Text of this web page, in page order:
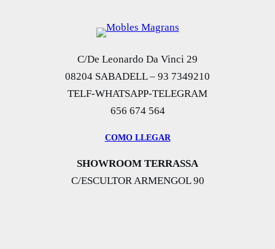
C/De Leonardo Da Vinci 29
08204 SABADELL – 93 7349210
TELF-WHATSAPP-TELEGRAM
656 674 564
COMO LLEGAR
SHOWROOM TERRASSA
C/ESCULTOR ARMENGOL 90